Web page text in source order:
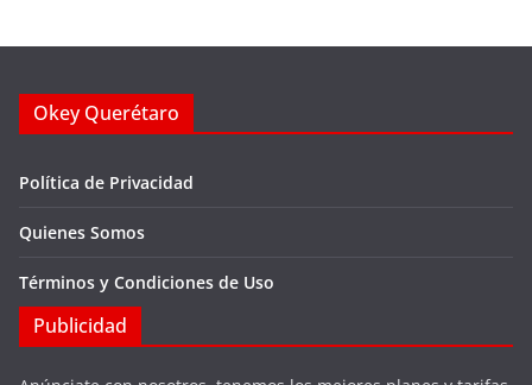
Okey Querétaro
Política de Privacidad
Quienes Somos
Términos y Condiciones de Uso
Publicidad